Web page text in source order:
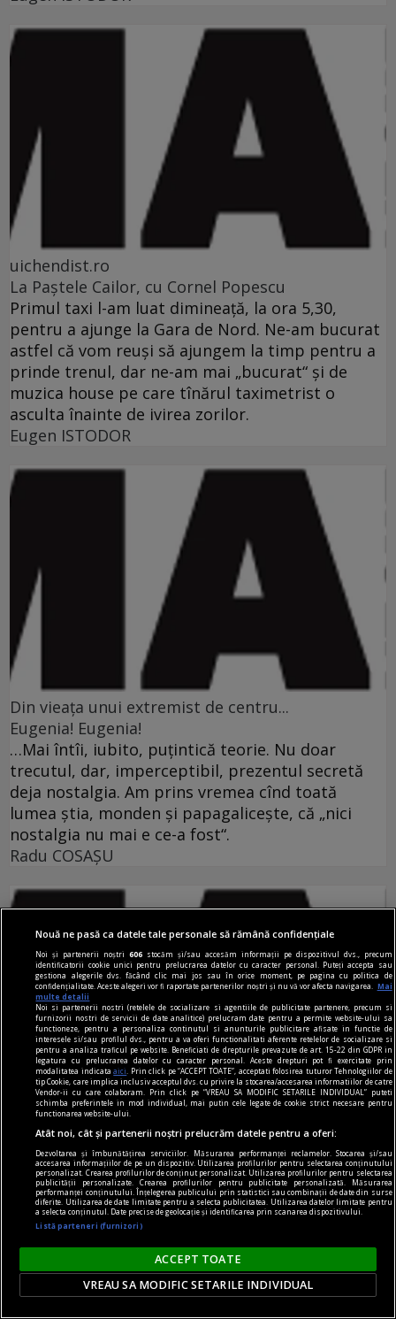
uichendist.ro
La Paştele Cailor, cu Cornel Popescu
Primul taxi l-am luat dimineaţă, la ora 5,30,
pentru a ajunge la Gara de Nord. Ne-am bucurat
astfel că vom reuşi să ajungem la timp pentru a
prinde trenul, dar ne-am mai „bucurat“ şi de
muzica house pe care tînărul taximetrist o
asculta înainte de ivirea zorilor.
Eugen ISTODOR
Din vieaţa unui extremist de centru...
Eugenia! Eugenia!
…Mai întîi, iubito, puţintică teorie. Nu doar
trecutul, dar, imperceptibil, prezentul secretă
deja nostalgia. Am prins vremea cînd toată
lumea ştia, monden şi papagaliceşte, că „nici
nostalgia nu mai e ce-a fost“.
Radu COSAŞU
Din vieaţa unui extremist de centru...
Un aspect al sărăciei
Se constată, în cadrul mizeriei generale şi
inflaţiei pamfletare, o sărăcire a injuriei prin care
omul îşi dezvăluie, ceas de ceas, dispreţul faţă de
om. Să luăm, ca în geometrie, o dreaptă, două
drepte, trei stîngi, fie şi un pumn în cap.
Radu COSAŞU
Nouă ne pasă ca datele tale personale să rămână confidențiale
Noi și partenerii noștri606 stocăm și/sau accesăm informații pe dispozitivul dvs., precum
identificatorii cookie unici pentru prelucrarea datelor cu caracter personal. Puteți accepta sau
gestiona alegerile dvs. făcând clic mai jos sau în orice moment, pe pagina cu politica de
confidențialitate. Aceste alegeri vor fi raportate partenerilor noștri și nu vă vor afecta navigarea.
Mai
multe detalii
Noi si partenerii nostri (retelele de socializare si agentiile de publicitate partenere, precum si
furnizorii nostri de servicii de date analitice) prelucram date pentru a permite website-ului sa
functioneze, pentru a personaliza continutul si anunturile publicitare afisate in functie de
interesele si/sau profilul dvs., pentru a va oferi functionalitati aferente retelelor de socializare si
pentru a analiza traficul pe website. Beneficiati de drepturile prevazute de art. 15-22 din GDPR in
legatura cu prelucrarea datelor cu caracter personal. Aceste drepturi pot fi exercitate prin
modalitatea indicataaici
. Prin click pe “ACCEPT TOATE”, acceptati folosirea tuturor Tehnologiilor de
tip Cookie, care implica inclusiv acceptul dvs. cu privire la stocarea/accesarea informatiilor de catre
Vendor-ii cu care colaboram. Prin click pe “VREAU SA MODIFIC SETARILE INDIVIDUAL” puteti
schimba preferintele in mod individual, mai putin cele legate de cookie strict necesare pentru
functionarea website-ului.
Atât noi, cât și partenerii noștri prelucrăm datele pentru a oferi:
Dezvoltarea și îmbunătățirea serviciilor. Măsurarea performanței reclamelor. Stocarea și/sau
accesarea informațiilor de pe un dispozitiv. Utilizarea profilurilor pentru selectarea conținutului
personalizat. Crearea profilurilor de conținut personalizat. Utilizarea profilurilor pentru selectarea
publicității personalizate. Crearea profilurilor pentru publicitate personalizată. Măsurarea
performanței conținutului. Înțelegerea publicului prin statistici sau combinații de date din surse
diferite. Utilizarea de date limitate pentru a selecta publicitatea. Utilizarea datelor limitate pentru
a selecta conținutul. Date precise de geolocație și identificarea prin scanarea dispozitivului.
Listă parteneri (furnizori)
ACCEPT TOATE
VREAU SA MODIFIC SETARILE INDIVIDUAL